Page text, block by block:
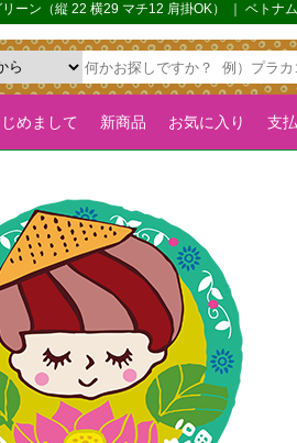
ためのフラグ*}>
ーン（縦 22 横29 マチ12 肩掛OK） ｜ ベト
めまして 新商品 お気に入り 支